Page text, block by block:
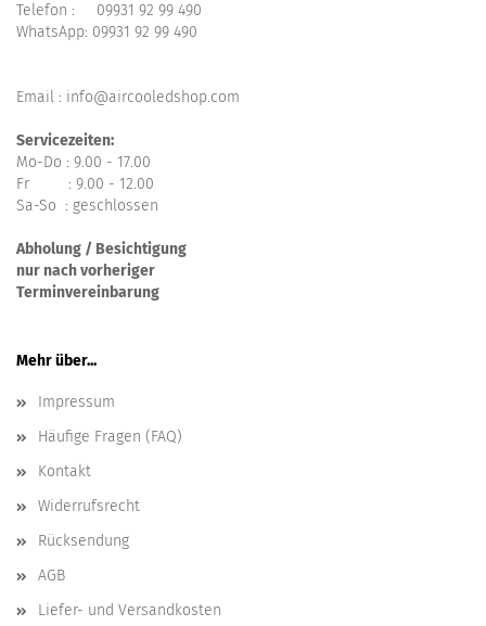
Telefon : 09931 92 99 490
WhatsApp: 09931 92 99 490
Email : info@aircooledshop.com
Servicezeiten:
Mo-Do : 9.00 - 17.00
Fr : 9.00 - 12.00
Sa-So : geschlossen
Abholung / Besichtigung
nur nach vorheriger
Terminvereinbarung
Mehr über...
Impressum
Häufige Fragen (FAQ)
Kontakt
Widerrufsrecht
Rücksendung
AGB
Liefer- und Versandkosten